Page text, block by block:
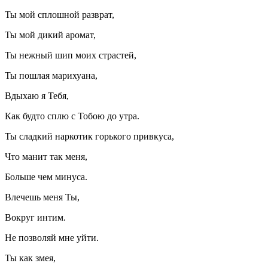
Ты мой сплошной разврат,
Ты мой дикий аромат,
Ты нежный шип моих страстей,
Ты пошлая марихуана,
Вдыхаю я Тебя,
Как будто сплю с Тобою до утра.
Ты сладкий наркотик горького привкуса,
Что манит так меня,
Больше чем минуса.
Влечешь меня Ты,
Вокруг интим.
Не позволяй мне уйти.
Ты как змея,